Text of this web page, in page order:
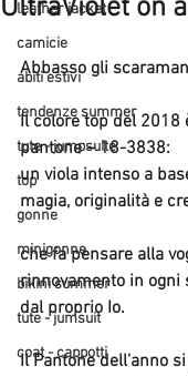
leather jacket
camicie
abiti estivi
tendenze summer
tute - jumpsuite
top
gonne
minigonne
bikini summer
tute - jumsuit
coat - cappotti
UltraViolet on
Abbasso gli
Il colore top del 2018
pantone – 18-3838:
un viola intenso a
magia, originalità e
che fa pensare alla
rinnovamento in ogni
dal proprio Io.
Il Pantone dell’anno